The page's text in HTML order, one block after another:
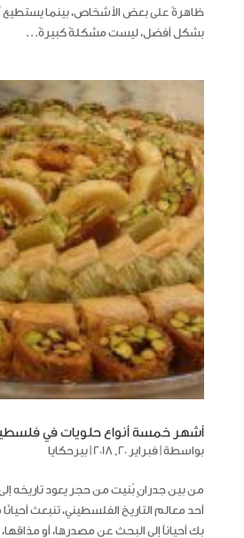
ظاهرةً على بعض الأشخاص، بينما يستطيع
بشكل أفضل، ليست مشكلةً كبيرةً...
أشهر خمسة أنواع حلويات في
بواسطة فبراير 20, 2018 بيرحكايا
من بين جدرانٍ بُنيت من حجر يعود تاريخه
أحد معالم التاريخ الفلسطيني، تنبعث
بك أحياناً إلى البحث عن مصدرها، أو